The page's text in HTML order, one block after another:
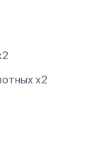
х2